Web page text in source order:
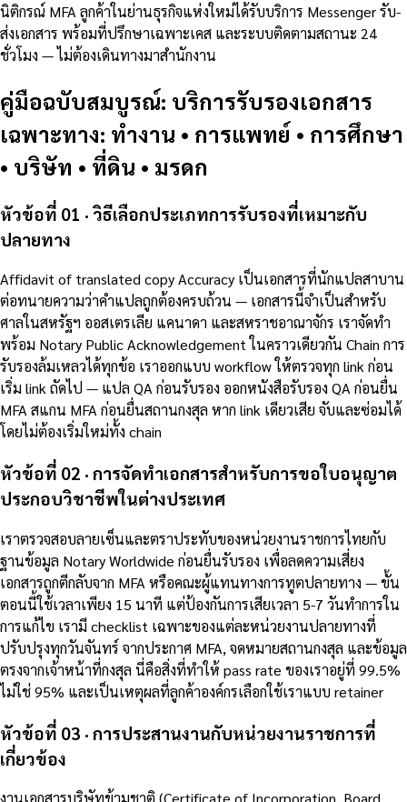
นิติกรณ์ MFA ลูกค้าในย่านธุรกิจแห่งใหม่ได้รับบริการ Messenger รับ-
ส่งเอกสาร พร้อมที่ปรึกษาเฉพาะเคส และระบบติดตามสถานะ 24
ชั่วโมง — ไม่ต้องเดินทางมาสำนักงาน
คู่มือฉบับสมบูรณ์: บริการรับรองเอกสาร
เฉพาะทาง: ทำงาน • การแพทย์ • การศึกษา
• บริษัท • ที่ดิน • มรดก
หัวข้อที่ 01 · วิธีเลือกประเภทการรับรองที่เหมาะกับ
ปลายทาง
Affidavit of translated copy Accuracy เป็นเอกสารที่นักแปลสาบาน
ต่อทนายความว่าคำแปลถูกต้องครบถ้วน — เอกสารนี้จำเป็นสำหรับ
ศาลในสหรัฐฯ ออสเตรเลีย แคนาดา และสหราชอาณาจักร เราจัดทำ
พร้อม Notary Public Acknowledgement ในคราวเดียวกัน Chain การ
รับรองล้มเหลวได้ทุกข้อ เราออกแบบ workflow ให้ตรวจทุก link ก่อน
เริ่ม link ถัดไป — แปล QA ก่อนรับรอง ออกหนังสือรับรอง QA ก่อนยื่น
MFA สแกน MFA ก่อนยื่นสถานกงสุล หาก link เดียวเสีย จับและซ่อมได้
โดยไม่ต้องเริ่มใหม่ทั้ง chain
หัวข้อที่ 02 · การจัดทำเอกสารสำหรับการขอใบอนุญาต
ประกอบวิชาชีพในต่างประเทศ
เราตรวจสอบลายเซ็นและตราประทับของหน่วยงานราชการไทยกับ
ฐานข้อมูล Notary Worldwide ก่อนยื่นรับรอง เพื่อลดความเสี่ยง
เอกสารถูกตีกลับจาก MFA หรือคณะผู้แทนทางการทูตปลายทาง — ขั้น
ตอนนี้ใช้เวลาเพียง 15 นาที แต่ป้องกันการเสียเวลา 5-7 วันทำการใน
การแก้ไข เรามี checklist เฉพาะของแต่ละหน่วยงานปลายทางที่
ปรับปรุงทุกวันจันทร์ จากประกาศ MFA, จดหมายสถานกงสุล และข้อมูล
ตรงจากเจ้าหน้าที่กงสุล นี่คือสิ่งที่ทำให้ pass rate ของเราอยู่ที่ 99.5%
ไม่ใช่ 95% และเป็นเหตุผลที่ลูกค้าองค์กรเลือกใช้เราแบบ retainer
หัวข้อที่ 03 · การประสานงานกับหน่วยงานราชการที่
เกี่ยวข้อง
งานเอกสารบริษัทข้ามชาติ (Certificate of Incorporation, Board